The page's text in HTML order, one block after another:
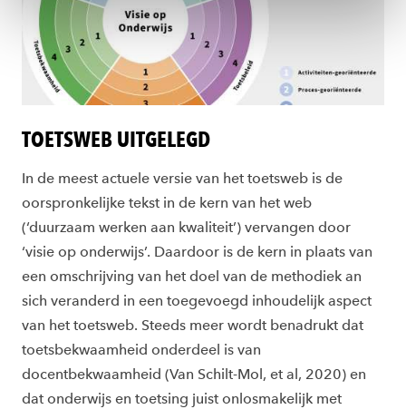
ons
cookiestatement.
TOETSWEB UITGELEGD
In de meest actuele versie van het toetsweb is de
oorspronkelijke tekst in de kern van het web
(‘duurzaam werken aan kwaliteit’) vervangen door
‘visie op onderwijs’. Daardoor is de kern in plaats van
een omschrijving van het doel van de methodiek an
sich veranderd in een toegevoegd inhoudelijk aspect
van het toetsweb. Steeds meer wordt benadrukt dat
toetsbekwaamheid onderdeel is van
docentbekwaamheid (Van Schilt-Mol, et al, 2020) en
dat onderwijs en toetsing juist onlosmakelijk met